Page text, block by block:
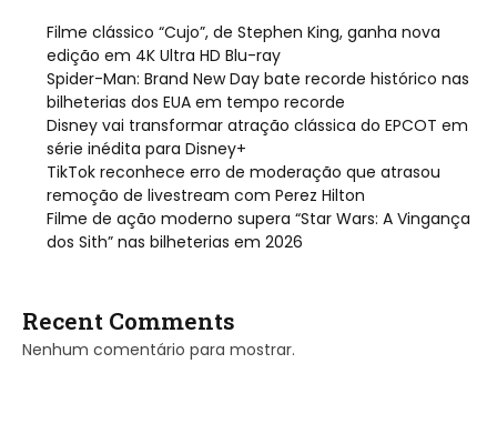
Filme clássico “Cujo”, de Stephen King, ganha nova
edição em 4K Ultra HD Blu-ray
Spider-Man: Brand New Day bate recorde histórico nas
bilheterias dos EUA em tempo recorde
Disney vai transformar atração clássica do EPCOT em
série inédita para Disney+
TikTok reconhece erro de moderação que atrasou
remoção de livestream com Perez Hilton
Filme de ação moderno supera “Star Wars: A Vingança
dos Sith” nas bilheterias em 2026
Recent Comments
Nenhum comentário para mostrar.